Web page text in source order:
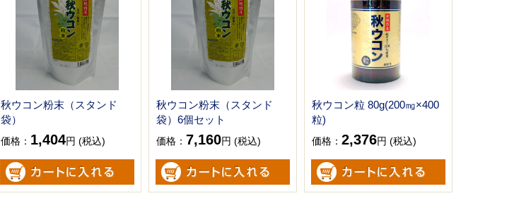
秋ウコン粉末（スタンド
袋）
価格： 1,404円 (税込)
秋ウコン粉末（スタンド
袋）6個セット
価格： 7,160円 (税込)
秋ウコン粒 80g(200㎎×400
粒)
価格： 2,376円 (税込)